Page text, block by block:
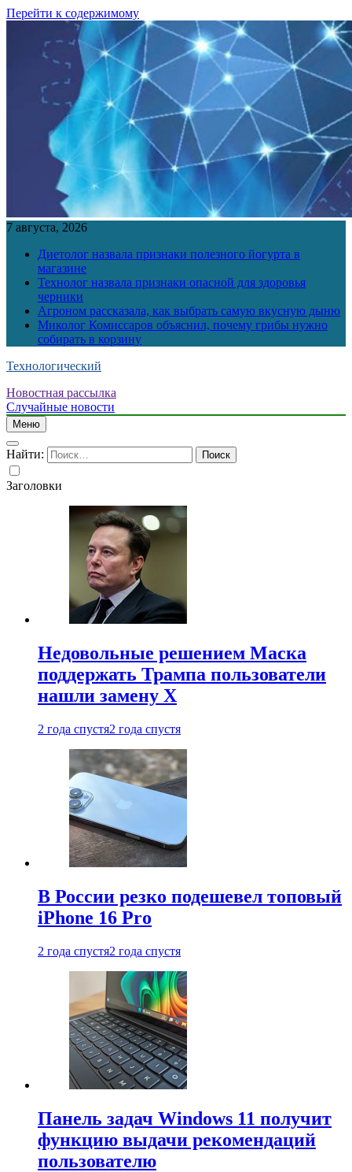
Перейти к содержимому
7 августа, 2026
Диетолог назвала признаки полезного йогурта в
магазине
Технолог назвала признаки опасной для здоровья
черники
Агроном рассказала, как выбрать самую вкусную дыню
Миколог Комиссаров объяснил, почему грибы нужно
собирать в корзину
Технологический
Новостная рассылка
Случайные новости
Меню
Найти:
Заголовки
Недовольные решением Маска
поддержать Трампа пользователи
нашли замену X
2 года спустя2 года спустя
В России резко подешевел топовый
iPhone 16 Pro
2 года спустя2 года спустя
Панель задач Windows 11 получит
функцию выдачи рекомендаций
пользователю